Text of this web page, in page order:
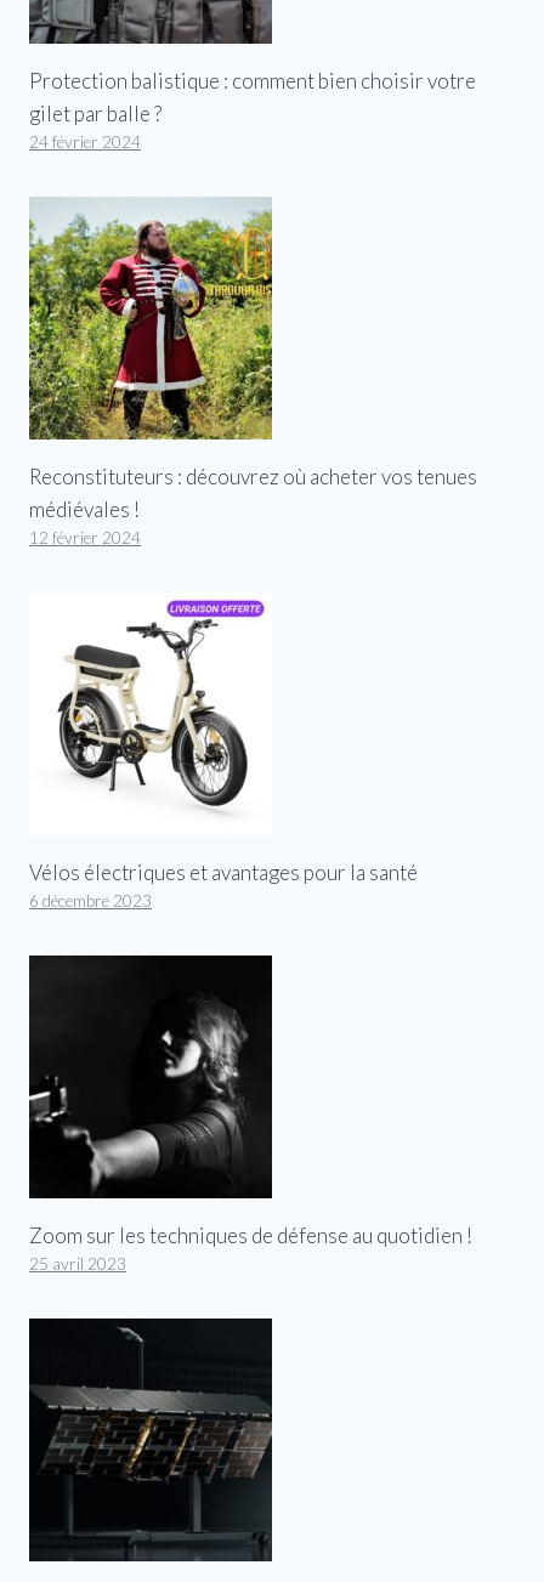
Protection balistique : comment bien choisir votre
gilet par balle ?
24 février 2024
Reconstituteurs : découvrez où acheter vos tenues
médiévales !
12 février 2024
Vélos électriques et avantages pour la santé
6 décembre 2023
Zoom sur les techniques de défense au quotidien !
25 avril 2023